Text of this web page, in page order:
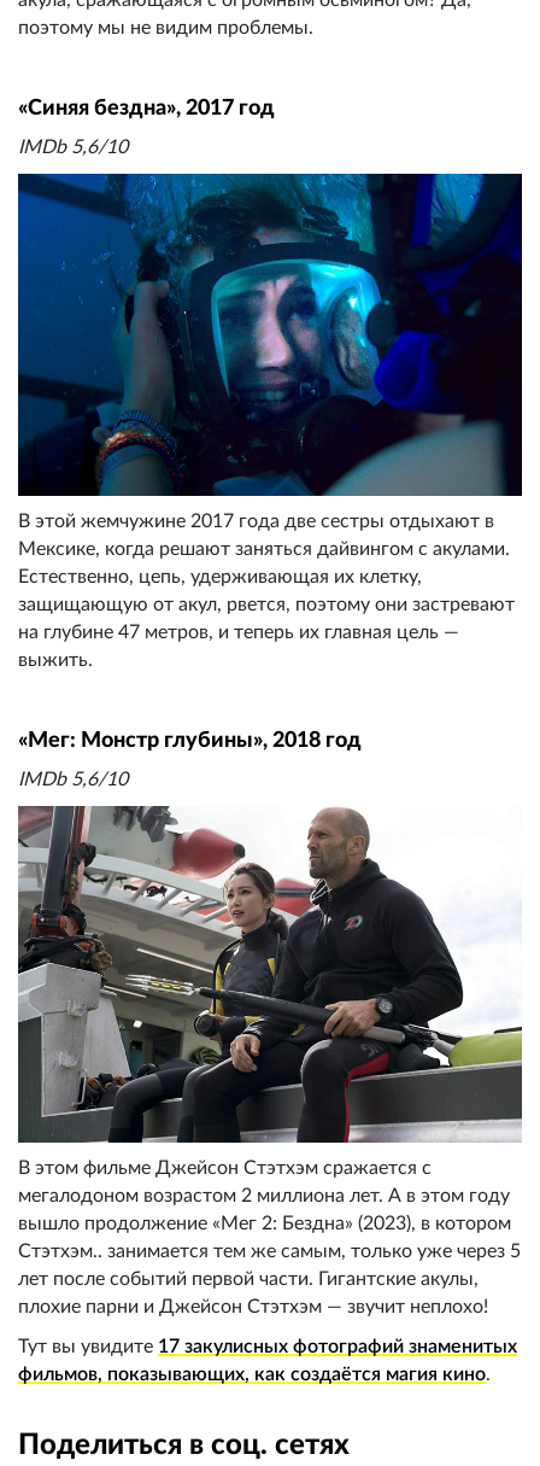
поэтому мы не видим проблемы.
«Синяя бездна», 2017 год
IMDb 5,6/10
В этой жемчужине 2017 года две сестры отдыхают в
Мексике, когда решают заняться дайвингом с акулами.
Естественно, цепь, удерживающая их клетку,
защищающую от акул, рвется, поэтому они застревают
на глубине 47 метров, и теперь их главная цель —
выжить.
«Мег: Монстр глубины», 2018 год
IMDb 5,6/10
В этом фильме Джейсон Стэтхэм сражается с
мегалодоном возрастом 2 миллиона лет. А в этом году
вышло продолжение «Мег 2: Бездна» (2023), в котором
Стэтхэм.. занимается тем же самым, только уже через 5
лет после событий первой части. Гигантские акулы,
плохие парни и Джейсон Стэтхэм — звучит неплохо!
Тут вы увидите 17 закулисных фотографий знаменитых
фильмов, показывающих, как создаётся магия кино.
Поделиться в соц. сетях